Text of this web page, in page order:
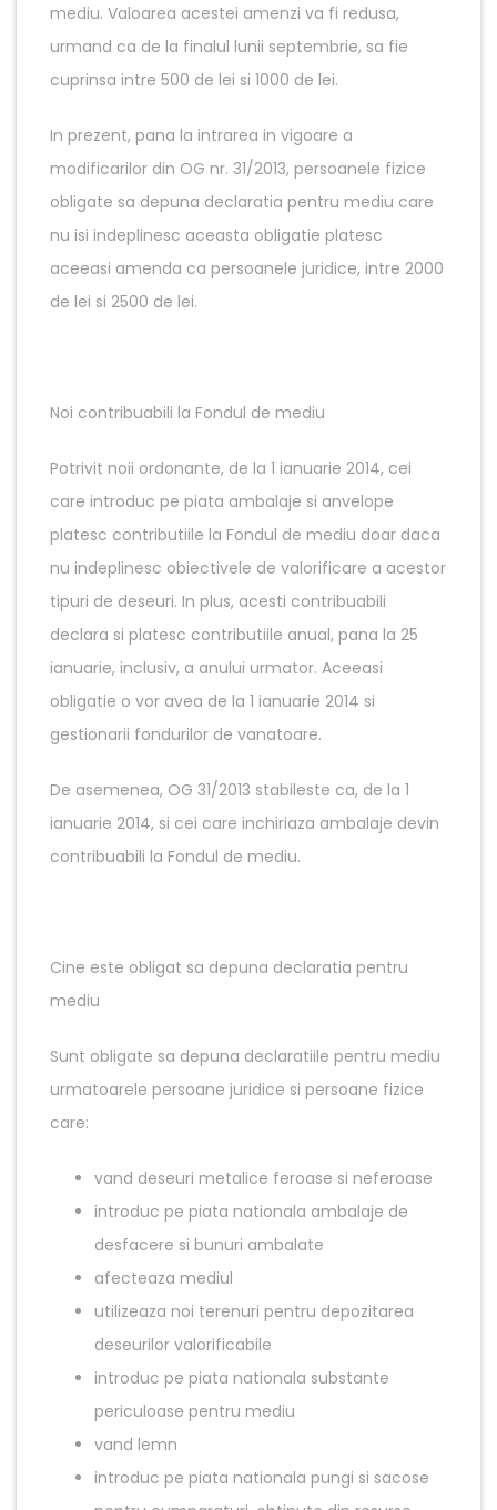
mediu. Valoarea acestei amenzi va fi redusa,
urmand ca de la finalul lunii septembrie, sa fie
cuprinsa intre 500 de lei si 1000 de lei.
In prezent, pana la intrarea in vigoare a
modificarilor din OG nr. 31/2013, persoanele fizice
obligate sa depuna declaratia pentru mediu care
nu isi indeplinesc aceasta obligatie platesc
aceeasi amenda ca persoanele juridice, intre 2000
de lei si 2500 de lei.
Noi contribuabili la Fondul de mediu
Potrivit noii ordonante, de la 1 ianuarie 2014, cei
care introduc pe piata ambalaje si anvelope
platesc contributiile la Fondul de mediu doar daca
nu indeplinesc obiectivele de valorificare a acestor
tipuri de deseuri. In plus, acesti contribuabili
declara si platesc contributiile anual, pana la 25
ianuarie, inclusiv, a anului urmator. Aceeasi
obligatie o vor avea de la 1 ianuarie 2014 si
gestionarii fondurilor de vanatoare.
De asemenea, OG 31/2013 stabileste ca, de la 1
ianuarie 2014, si cei care inchiriaza ambalaje devin
contribuabili la Fondul de mediu.
Cine este obligat sa depuna declaratia pentru
mediu
Sunt obligate sa depuna declaratiile pentru mediu
urmatoarele persoane juridice si persoane fizice
care:
vand deseuri metalice feroase si neferoase
introduc pe piata nationala ambalaje de
desfacere si bunuri ambalate
afecteaza mediul
utilizeaza noi terenuri pentru depozitarea
deseurilor valorificabile
introduc pe piata nationala substante
periculoase pentru mediu
vand lemn
introduc pe piata nationala pungi si sacose